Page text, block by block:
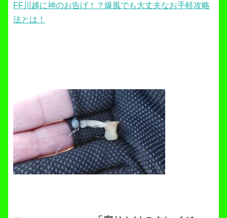
FF川越に神のお告げ！？爆風でも大丈夫なお手軽攻略
法とは！